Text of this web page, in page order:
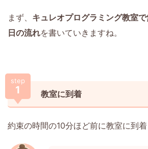
まず、 キュレオプログラミング教室
日の流れを書いていきますね。
step
1 教室に到着
約束の時間の10分ほど前に教室に到着